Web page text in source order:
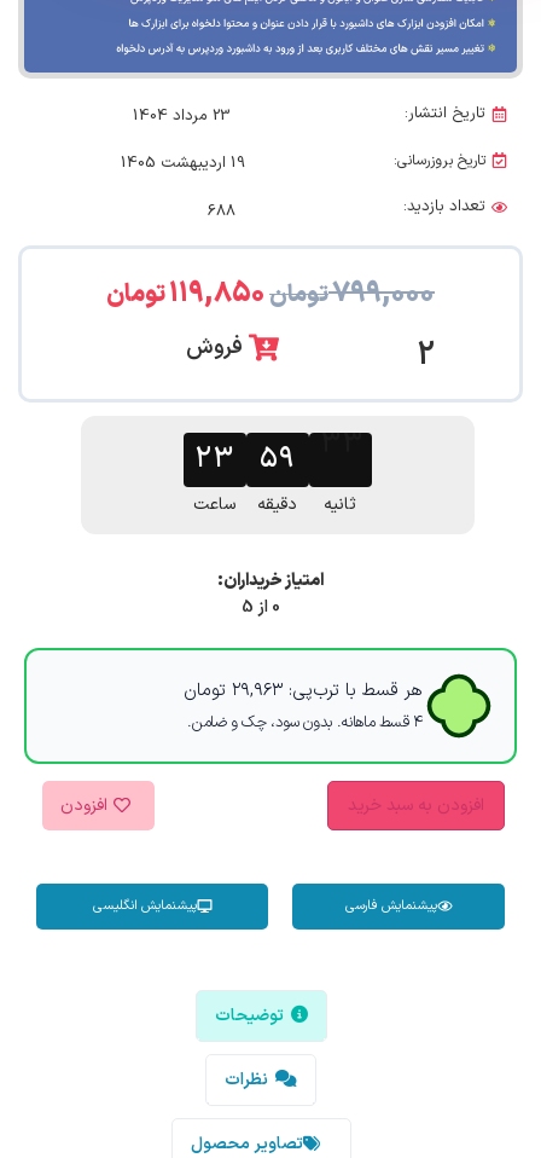
تاریخ انتشار: 23 مرداد 1404
تاریخ بروزرسانی:
19 اردیبهشت 1405
تعداد بازدید:
688
۷۹۹,۰۰۰تومان۱۱۹,۸۵۰تومان
2 فروش
۲۳
ساعت
۵۹
دقیقه ثانیه
امتیاز خریداران:
0 از 5
هر قسط با ترب‌پی: ۲۹,۹۶۳ تومان
۴ قسط ماهانه. بدون سود، چک و ضامن.
افزودن به سبد خرید افزودن
پیشنمایش فارسی پیشنمایش انگلیسی
توضیحات
نظرات
تصاویر محصول